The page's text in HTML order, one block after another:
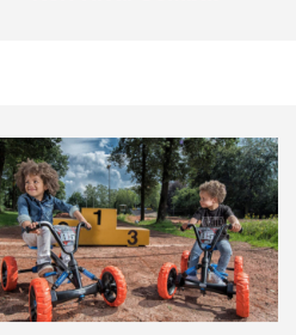
Karting
Plus d’infos